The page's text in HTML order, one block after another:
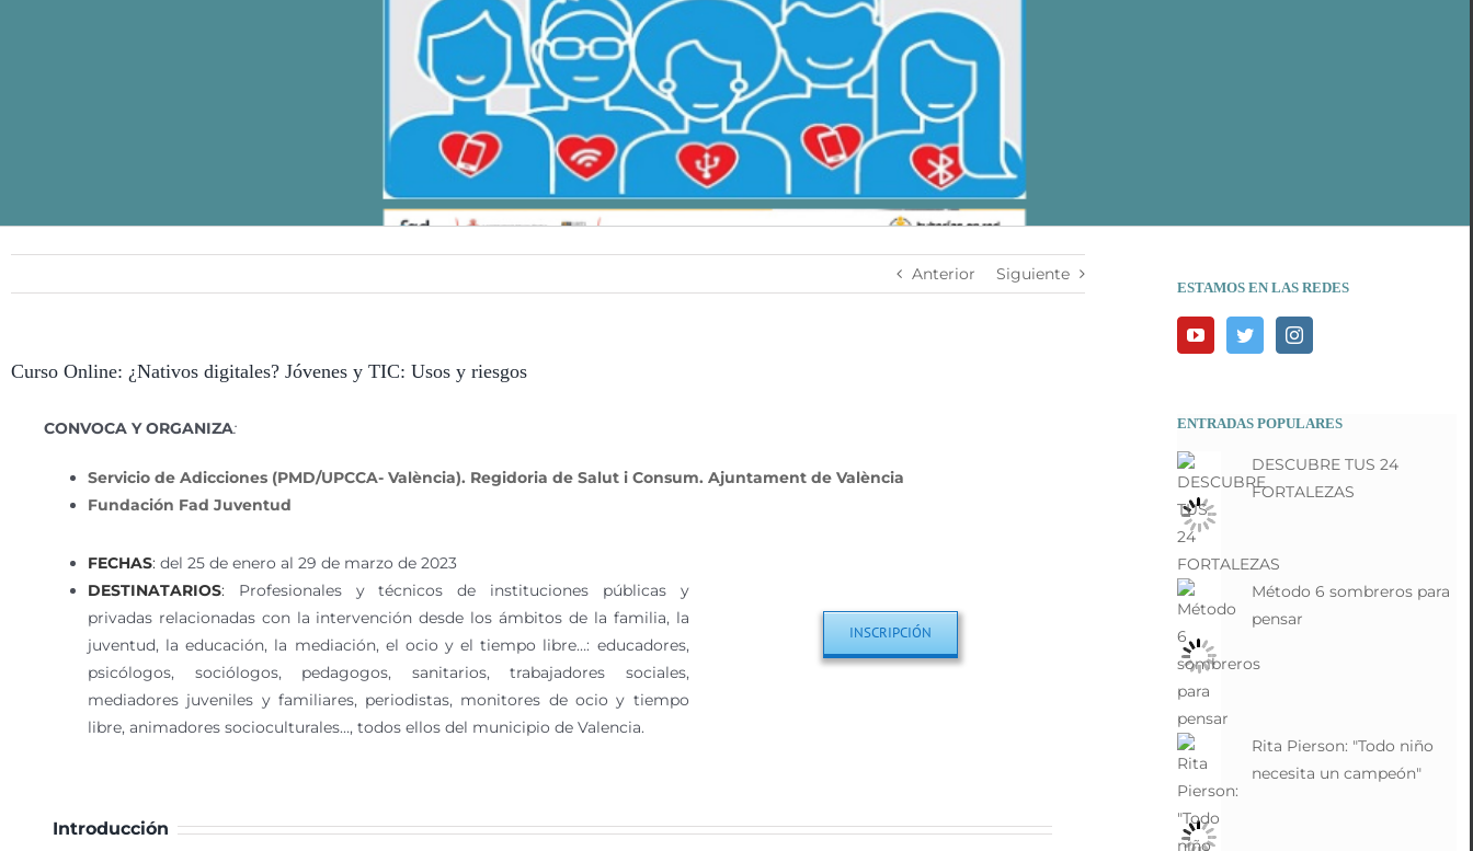
Anterior Siguiente
Curso Online: ¿Nativos digitales? Jóvenes y TIC: Usos y riesgos
CONVOCA Y ORGANIZA:
Servicio de Adicciones (PMD/UPCCA- València). Regidoria de Salut i Consum. Ajuntament de València
Fundación Fad Juventud
FECHAS: del 25 de enero al 29 de marzo de 2023
DESTINATARIOS: Profesionales y técnicos de instituciones públicas y
privadas relacionadas con la intervención desde los ámbitos de la familia, la
juventud, la educación, la mediación, el ocio y el tiempo libre…: educadores,
psicólogos, sociólogos, pedagogos, sanitarios, trabajadores sociales,
mediadores juveniles y familiares, periodistas, monitores de ocio y tiempo
libre, animadores socioculturales…, todos ellos del municipio de Valencia.
INSCRIPCIÓN
Introducción
ESTAMOS EN LAS REDES
ENTRADAS POPULARES
DESCUBRE TUS 24
FORTALEZAS
Método 6 sombreros para
pensar
Rita Pierson: "Todo niño
necesita un campeón"